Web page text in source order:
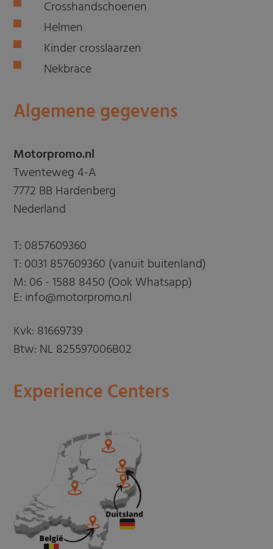
Crosshandschoenen
Helmen
Kinder crosslaarzen
Nekbrace
Algemene gegevens
Motorpromo.nl
Twenteweg 4-A
7772 BB Hardenberg
Nederland
T: 0857609360
T: 0031 857609360 (vanuit buitenland)
M: 06 - 1588 8450 (Ook Whatsapp)
E: info@motorpromo.nl
Kvk: 81669739
Btw: NL 825597006B02
Experience Centers